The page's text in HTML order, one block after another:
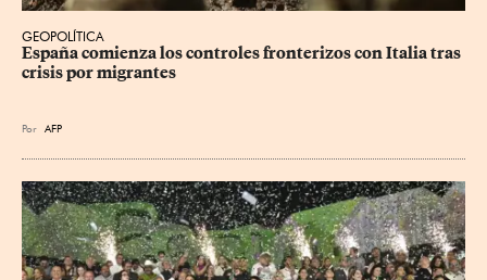
GEOPOLÍTICA
España comienza los controles fronterizos con Italia tras
crisis por migrantes
Por AFP